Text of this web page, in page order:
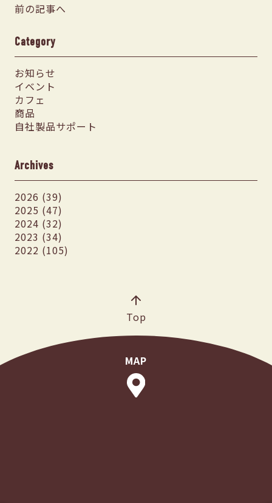
前の記事へ
Category
お知らせ
イベント
カフェ
商品
自社製品サポート
Archives
2026 (39)
2025 (47)
2024 (32)
2023 (34)
2022 (105)
Top
MAP